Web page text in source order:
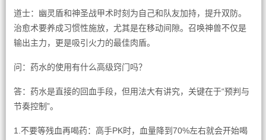
道士：幽灵盾和神圣战甲术时刻为自己和队友加持，提升双防。
治愈术要养成习惯性施放，尤其是在移动间隙。召唤神兽不仅是
输出主力，更是吸引火力的最佳肉盾。
问：药水的使用有什么高级窍门吗？
答：药水是直接的回血手段，但用法大有讲究，关键在于“预判与
节奏控制”。
1.不要等残血再喝药：高手PK时，血量降到70%左右就会开始喝